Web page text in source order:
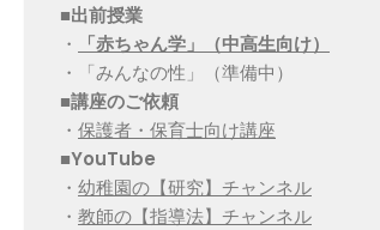
■出前授業
・
「赤ちゃん学」（中高生向け）
・「みんなの性」（準備中）
■講座のご依頼
・ 保護者・保育士向け講座
■YouTube
・ 幼稚園の【研究】チャンネル
・ 教師の【指導法】チャンネル